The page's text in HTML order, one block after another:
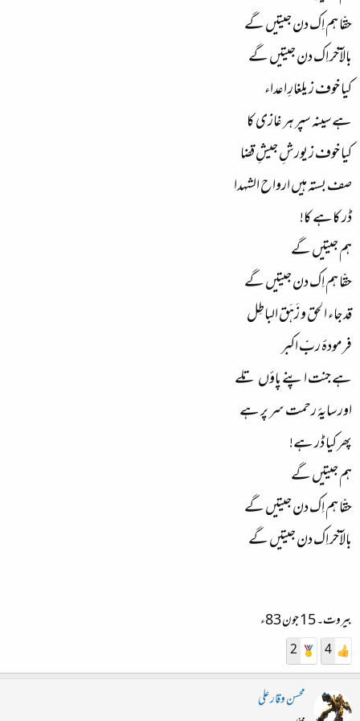
حقّا ہم اِک دن جیتیں گے
بالآخر اِک دن جیتیں گے
کیا خوف ز یلغارِ اعداء
ہے سینہ سپر ہر غازی کا
کیا خوف ز یورشِ جیشِ قضا
صف بستہ ہیں ارواح الشہدا
ڈر کاہے کا!
ہم جیتیں گے
حقّا ہم اِک دن جیتیں گے
قد جاء الحق و زَہَق الباطِل
فرمودۂ ربِّ اکبر
ہے جنت اپنے پاؤں تلے
اور سایۂ رحمت سر پر ہے
پھر کیا ڈر ہے!
ہم جیتیں گے
حقّا ہم اِک دن جیتیں گے
بالآخر اِک دن جیتیں گے
بیروت۔ 15 جون 83ء
4
2
محسن وقار علی